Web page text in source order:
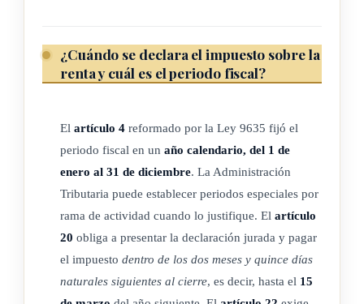
ARTÍCULO 1 bis
perjuicio de lo dispuesto en el artículo 1 de esta ley:
rendimientos.
2. En caso de elementos patrimoniales que sean divisibles y
sirvan solo parcialmente al objeto de la actividad, la
¿Cuándo se declara el impuesto sobre la
renta y cuál es el periodo fiscal?
El artículo 4 reformado por la Ley 9635 fijó el
periodo fiscal en un año calendario, del 1 de
enero al 31 de diciembre. La Administración
Tributaria puede establecer periodos especiales por
rama de actividad cuando lo justifique. El artículo
20 obliga a presentar la declaración jurada y pagar
el impuesto dentro de los dos meses y quince días
naturales siguientes al cierre, es decir, hasta el 15